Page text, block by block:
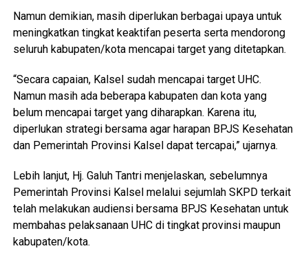
Namun demikian, masih diperlukan berbagai upaya untuk
meningkatkan tingkat keaktifan peserta serta mendorong
seluruh kabupaten/kota mencapai target yang ditetapkan.
“Secara capaian, Kalsel sudah mencapai target UHC.
Namun masih ada beberapa kabupaten dan kota yang
belum mencapai target yang diharapkan. Karena itu,
diperlukan strategi bersama agar harapan BPJS Kesehatan
dan Pemerintah Provinsi Kalsel dapat tercapai,” ujarnya.
Lebih lanjut, Hj. Galuh Tantri menjelaskan, sebelumnya
Pemerintah Provinsi Kalsel melalui sejumlah SKPD terkait
telah melakukan audiensi bersama BPJS Kesehatan untuk
membahas pelaksanaan UHC di tingkat provinsi maupun
kabupaten/kota.